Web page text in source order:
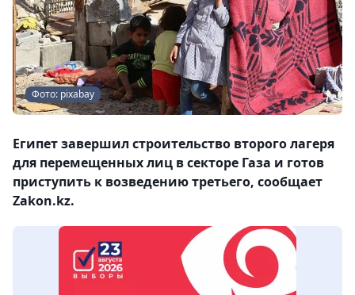
Фото: pixabay
Египет завершил строительство второго лагеря
для перемещенных лиц в секторе Газа и готов
приступить к возведению третьего, сообщает
Zakon.kz.